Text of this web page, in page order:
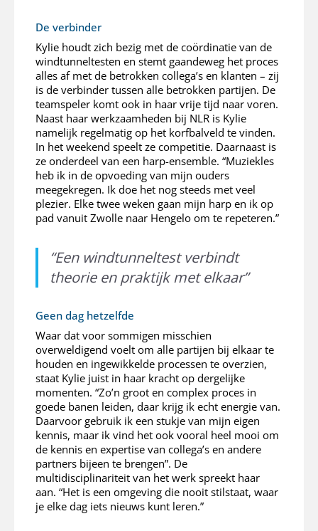
De verbinder
Kylie houdt zich bezig met de coördinatie van de
windtunneltesten en stemt gaandeweg het proces
alles af met de betrokken collega’s en klanten – zij
is de verbinder tussen alle betrokken partijen. De
teamspeler komt ook in haar vrije tijd naar voren.
Naast haar werkzaamheden bij NLR is Kylie
namelijk regelmatig op het korfbalveld te vinden.
In het weekend speelt ze competitie. Daarnaast is
ze onderdeel van een harp-ensemble. “Muziekles
heb ik in de opvoeding van mijn ouders
meegekregen. Ik doe het nog steeds met veel
plezier. Elke twee weken gaan mijn harp en ik op
pad vanuit Zwolle naar Hengelo om te repeteren.”
“Een windtunneltest verbindt
theorie en praktijk met elkaar”
Geen dag hetzelfde
Waar dat voor sommigen misschien
overweldigend voelt om alle partijen bij elkaar te
houden en ingewikkelde processen te overzien,
staat Kylie juist in haar kracht op dergelijke
momenten. “Zo’n groot en complex proces in
goede banen leiden, daar krijg ik echt energie van.
Daarvoor gebruik ik een stukje van mijn eigen
kennis, maar ik vind het ook vooral heel mooi om
de kennis en expertise van collega’s en andere
partners bijeen te brengen”. De
multidisciplinariteit van het werk spreekt haar
aan. “Het is een omgeving die nooit stilstaat, waar
je elke dag iets nieuws kunt leren.”